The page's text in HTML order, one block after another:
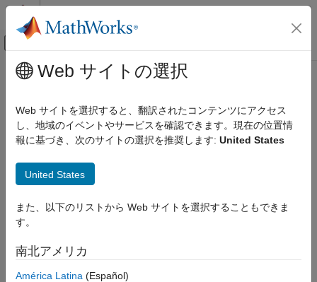
コンテンツへスキップ
オフキャンバス ナビゲーション メ
ドキュメンテーションのホーム
メインコンテンツ
Web サイトの選択
Web サイトを選択すると、翻訳されたコンテンツにアクセス
し、地域のイベントやサービスを確認できます。現在の位置情
報に基づき、次のサイトの選択を推奨します: United States
United States
また、以下のリストから Web サイトを選択することもできま
す。
南北アメリカ
América Latina (Español)